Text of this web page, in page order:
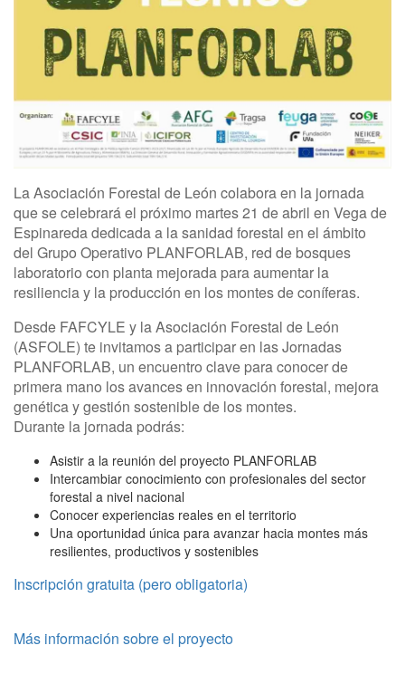
La Asociación Forestal de León colabora en la jornada
que se celebrará el próximo martes 21 de abril en Vega de
Espinareda dedicada a la sanidad forestal en el ámbito
del Grupo Operativo PLANFORLAB, red de bosques
laboratorio con planta mejorada para aumentar la
resiliencia y la producción en los montes de coníferas.
Desde FAFCYLE y la Asociación Forestal de León
(ASFOLE) te invitamos a participar en las Jornadas
PLANFORLAB, un encuentro clave para conocer de
primera mano los avances en innovación forestal, mejora
genética y gestión sostenible de los montes.
Durante la jornada podrás:
Asistir a la reunión del proyecto PLANFORLAB
Intercambiar conocimiento con profesionales del sector
forestal a nivel nacional
Conocer experiencias reales en el territorio
Una oportunidad única para avanzar hacia montes más
resilientes, productivos y sostenibles
Inscripción gratuita (pero obligatoria)
Más información sobre el proyecto